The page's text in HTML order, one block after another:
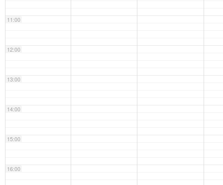
11:00
12:00
13:00
14:00
15:00
16:00